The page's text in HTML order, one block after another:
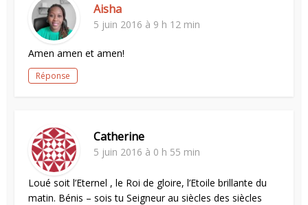
Aisha
5 juin 2016 à 9 h 12 min
Amen amen et amen!
Réponse
Catherine
5 juin 2016 à 0 h 55 min
Loué soit l’Eternel , le Roi de gloire, l’Etoile brillante du
matin. Bénis – sois tu Seigneur au siècles des siècles